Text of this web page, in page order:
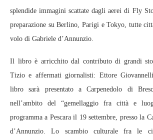
splendide immagini scattate dagli aerei di Fly
preparazione su Berlino, Parigi e Tokyo, tutte
volo di Gabriele d’Annunzio.
Il libro è arricchito dal contributo di grandi
Tizio e affermati giornalisti: Ettore
libro sarà presentato a Carpenedolo di
nell’ambito del “gemellaggio fra città e
programma a Pescara il 19 settembre, presso la
d’Annunzio. Lo scambio culturale fra le